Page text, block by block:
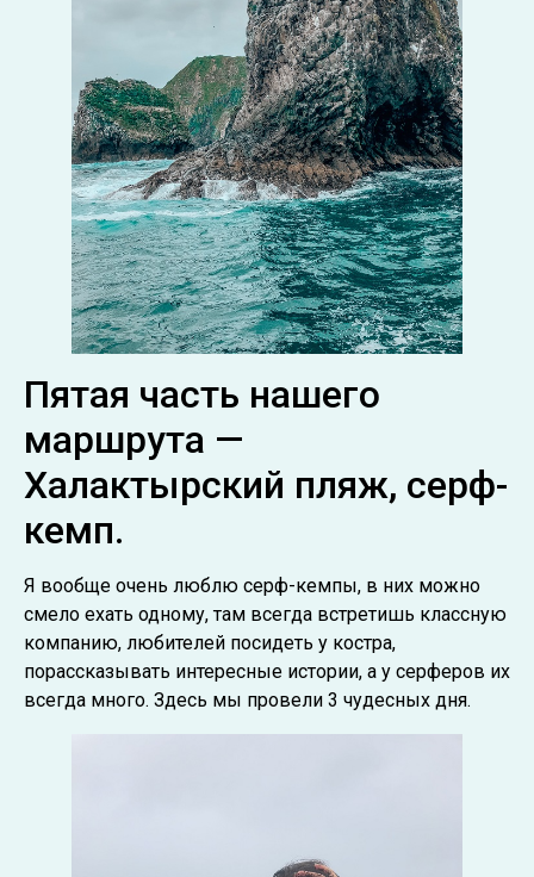
Пятая часть нашего
маршрута —
Халактырский пляж, серф-
кемп.
Я вообще очень люблю серф-кемпы, в них можно
смело ехать одному, там всегда встретишь классную
компанию, любителей посидеть у костра,
порассказывать интересные истории, а у серферов их
всегда много. Здесь мы провели 3 чудесных дня.